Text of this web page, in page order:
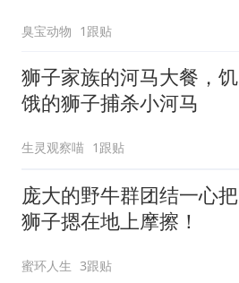
臭宝动物 1跟贴
狮子家族的河马大餐，饥
饿的狮子捕杀小河马
生灵观察喵 1跟贴
庞大的野牛群团结一心把
狮子摁在地上摩擦！
蜜环人生 3跟贴